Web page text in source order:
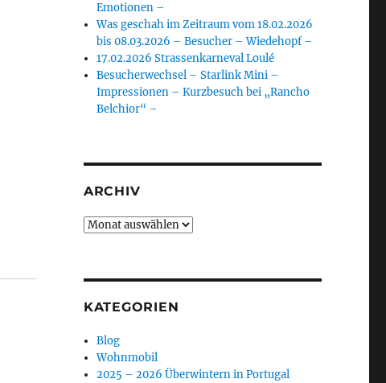
Emotionen –
Was geschah im Zeitraum vom 18.02.2026
bis 08.03.2026 – Besucher – Wiedehopf –
17.02.2026 Strassenkarneval Loulé
Besucherwechsel – Starlink Mini –
Impressionen – Kurzbesuch bei „Rancho
Belchior“ –
ARCHIV
Archiv
KATEGORIEN
Blog
Wohnmobil
2025 – 2026 Überwintern in Portugal